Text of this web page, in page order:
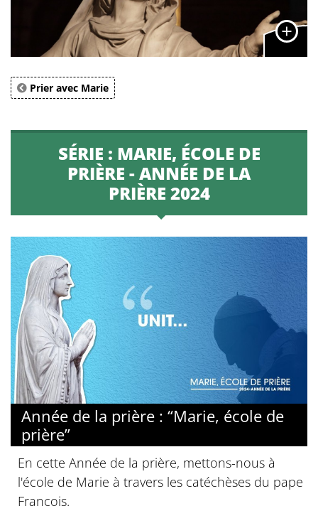
Prier avec Marie
SÉRIE : MARIE, ÉCOLE DE
PRIÈRE - ANNÉE DE LA
PRIÈRE 2024
Année de la prière : “Marie, école de
prière”
En cette Année de la prière, mettons-nous à
l'école de Marie à travers les catéchèses du pape
François.